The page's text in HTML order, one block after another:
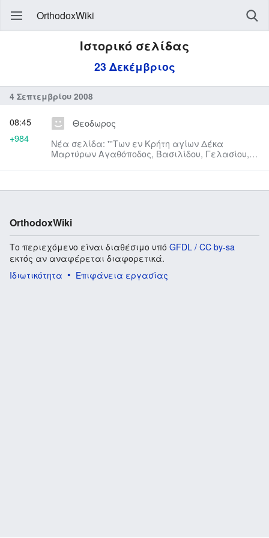
OrthodoxWiki
Ιστορικό σελίδας
23 Δεκέμβριος
4 Σεπτεμβρίου 2008
Θεοδωρος
Νέα σελίδα: '''Των εν Κρήτη αγίων Δέκα
Μαρτύρων Αγαθόποδος, Βασιλίδου, Γελασίου,
08:45
+984
OrthodoxWiki
Το περιεχόμενο είναι διαθέσιμο υπό GFDL / CC by-sa
εκτός αν αναφέρεται διαφορετικά.
Ιδιωτικότητα
Επιφάνεια εργασίας